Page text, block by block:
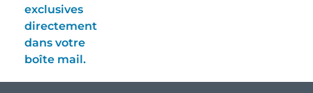
exclusives
directement
dans votre
boîte mail.